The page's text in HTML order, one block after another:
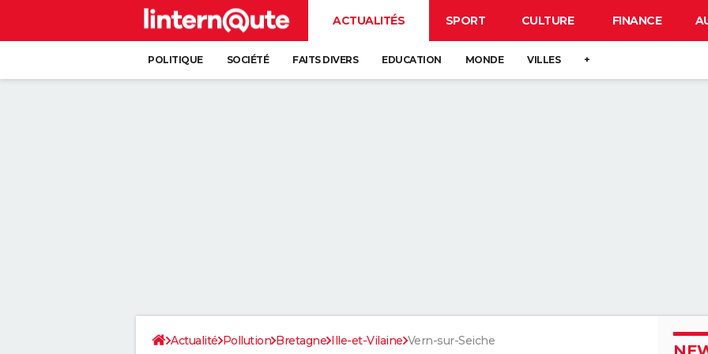
ACTUALITÉS SPORT CULTURE FINANCE
POLITIQUE SOCIÉTÉ FAITS DIVERS EDUCATION MONDE VILLES +
Actualité Pollution Bretagne Ille-et-Vilaine Vern-sur-Seiche